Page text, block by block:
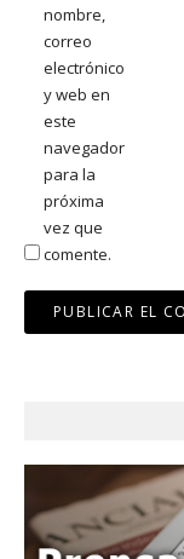
nombre,
correo
electrónico
y web en
este
navegador
para la
próxima
vez que
comente.